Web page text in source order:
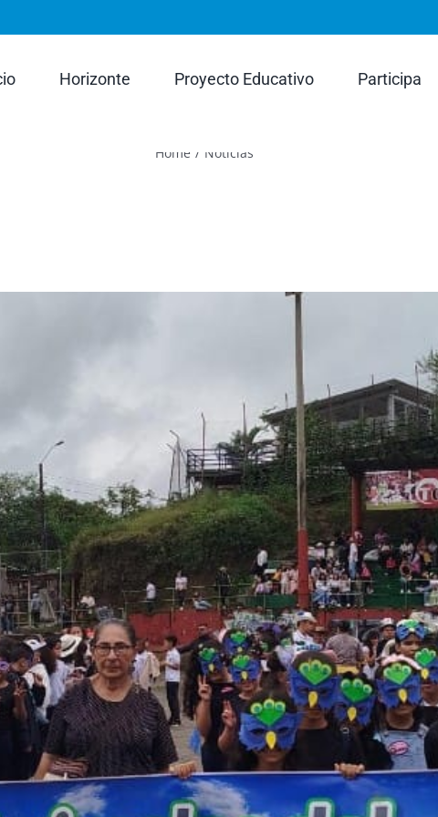
Horizonte Proyecto Educativo Participa
Home / Noticias